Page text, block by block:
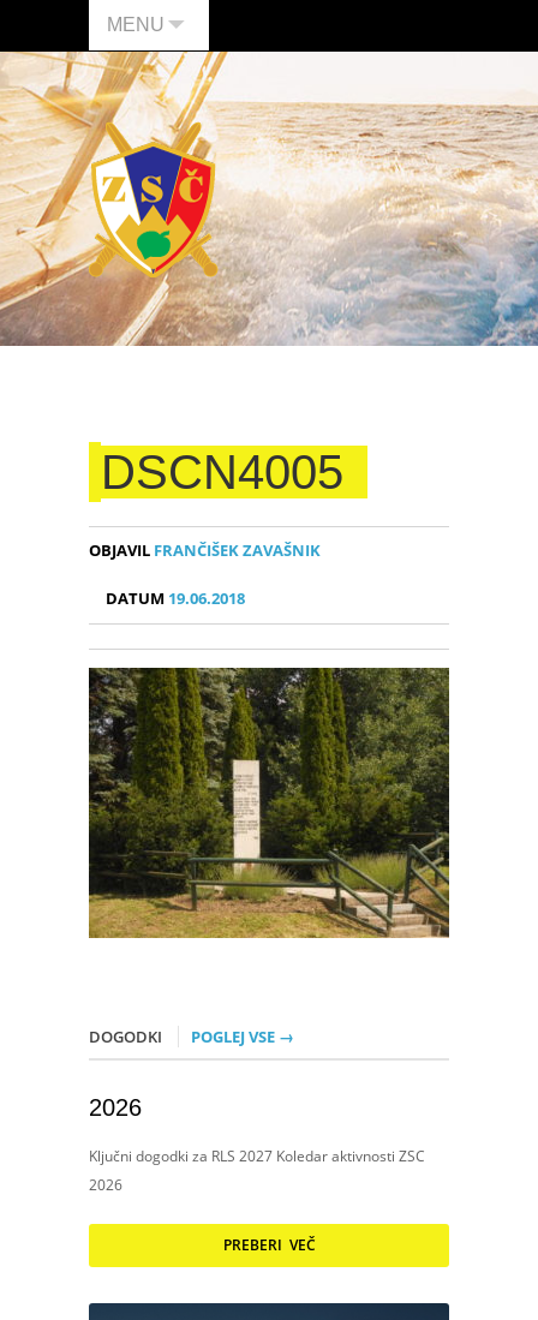
MENU
DSCN4005
OBJAVIL FRANČIŠEK ZAVAŠNIK
DATUM 19.06.2018
DOGODKI POGLEJ VSE →
2026
Ključni dogodki za RLS 2027 Koledar aktivnosti ZSC
2026
PREBERI VEČ